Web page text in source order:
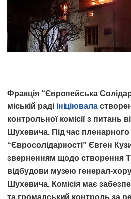
Фракція “Європейська
міській раді ініціювала
контрольної комісії з питань
Шухевича. Під час пленарного
“Євросолідарності” Євген
зверненням щодо створення
відбудови музею генерал-
Шухевича. Комісія має
та громадський контроль за